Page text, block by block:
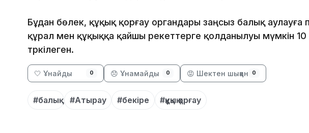
Бұдан бөлек, құқық қорғау органдары заңсыз балық аулауға
құрал мен құқыққа қайшы әрекеттерге қолданылуы мүмкін
тәркілеген.
🤍 Ұнайды 0 😞 Ұнамайды 0 😡 Шектен шыққан 0
#балық #Атырау #бекіре #құқық қорғау